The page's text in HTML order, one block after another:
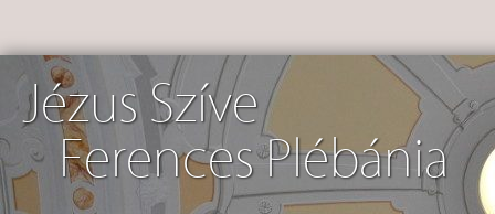
Jézus Szíve
Ferences Plébánia